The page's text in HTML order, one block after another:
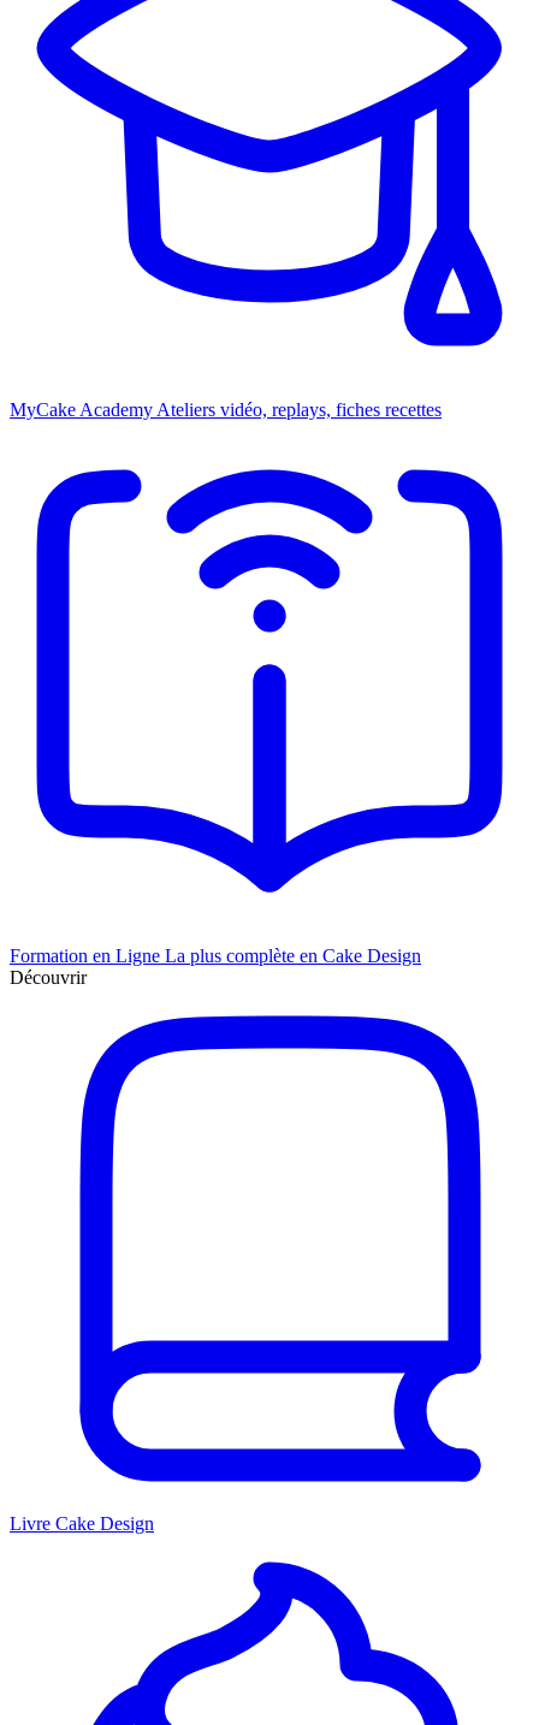
MyCake Academy Ateliers vidéo, replays, fiches recettes
Formation en Ligne La plus complète en Cake Design
Découvrir
Livre Cake Design